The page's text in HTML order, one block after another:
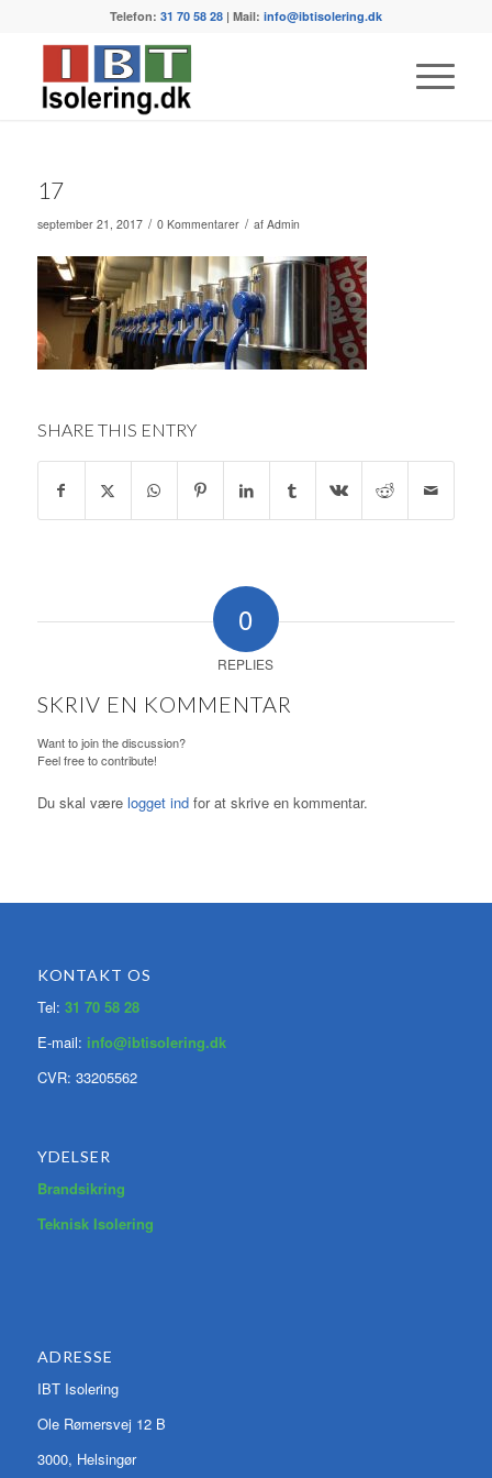
Telefon: 31 70 58 28| Mail: info@ibtisolering.dk
17
september 21, 2017 / 0 Kommentarer / af Admin
SHARE THIS ENTRY
0
REPLIES
SKRIV EN KOMMENTAR
Want to join the discussion?
Feel free to contribute!
Du skal være logget indfor at skrive en kommentar.
KONTAKT OS
Tel: 31 70 58 28
E-mail: info@ibtisolering.dk
CVR: 33205562
YDELSER
Brandsikring
Teknisk Isolering
ADRESSE
IBT Isolering
Ole Rømersvej 12 B
3000, Helsingør